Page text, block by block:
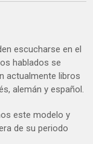
escucharse en el
hablados se
actualmente libros
alemán y español.
este modelo y
de su periodo